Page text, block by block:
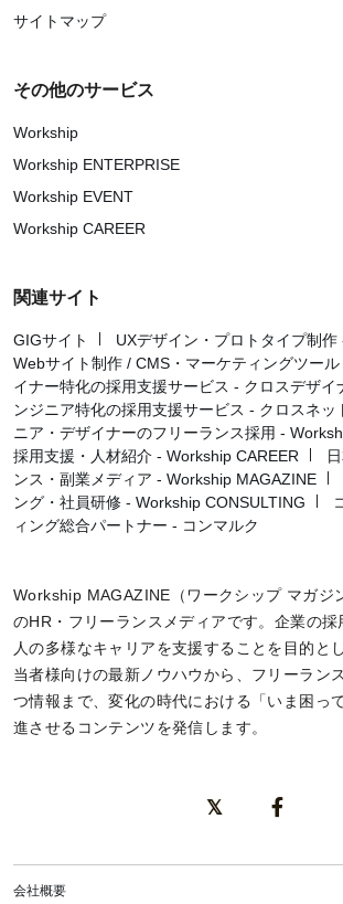
サイトマップ
その他のサービス
Workship
Workship ENTERPRISE
Workship EVENT
Workship CAREER
関連サイト
GIGサイト
UXデザイン・プロトタイプ制
Webサイト制作 / CMS・マーケティングツー
イナー特化の採用支援サービス - クロスデザイ
ンジニア特化の採用支援サービス - クロスネッ
ニア・デザイナーのフリーランス採用 -
採用支援・人材紹介 - Workship CAREER
ンス・副業メディア - Workship MAGAZINE
ング・社員研修 - Workship CONSULTING
ィング総合パートナー - コンマルク
Workship MAGAZINE（ワークシップ マガジ
のHR・フリーランスメディアです。企業の
人の多様なキャリアを支援することを目的と
当者様向けの最新ノウハウから、フリーラン
つ情報まで、変化の時代における「いま困っ
進させるコンテンツを発信します。
会社概要